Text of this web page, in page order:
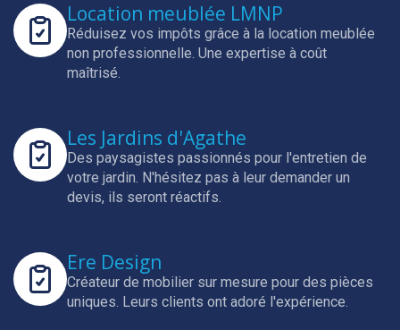
Location meublée LMNP
Réduisez vos impôts grâce à la location meublée
non professionnelle. Une expertise à coût
maîtrisé.
Les Jardins d'Agathe
Des paysagistes passionnés pour l'entretien de
votre jardin. N'hésitez pas à leur demander un
devis, ils seront réactifs.
Ere Design
Créateur de mobilier sur mesure pour des pièces
uniques. Leurs clients ont adoré l'expérience.